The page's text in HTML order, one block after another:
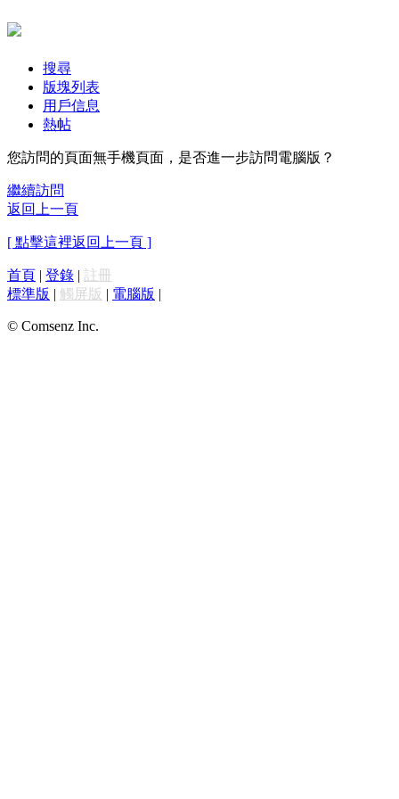
搜尋
版塊列表
用戶信息
熱帖
您訪問的頁面無手機頁面，是否進一步訪問電腦版？
繼續訪問
返回上一頁
[ 點擊這裡返回上一頁 ]
首頁 | 登錄 | 註冊
標準版 | 觸屏版 | 電腦版 |
© Comsenz Inc.